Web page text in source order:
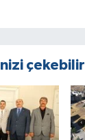
çekebilir